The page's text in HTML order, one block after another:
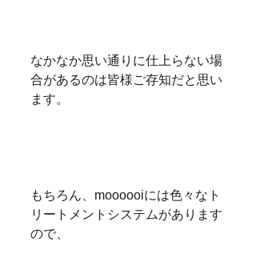
なかなか思い通りに仕上らない場
合があるのは皆様ご存知だと思い
ます。
もちろん、moooooiには色々なト
リートメントシステムがあります
ので、